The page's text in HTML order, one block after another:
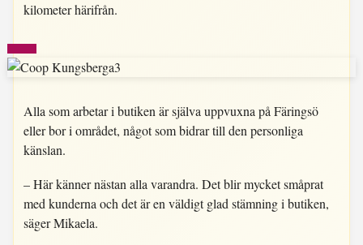
kilometer härifrån.
Alla som arbetar i butiken är själva uppvuxna på Färingsö
eller bor i området, något som bidrar till den personliga
känslan.
– Här känner nästan alla varandra. Det blir mycket småprat
med kunderna och det är en väldigt glad stämning i butiken,
säger Mikaela.